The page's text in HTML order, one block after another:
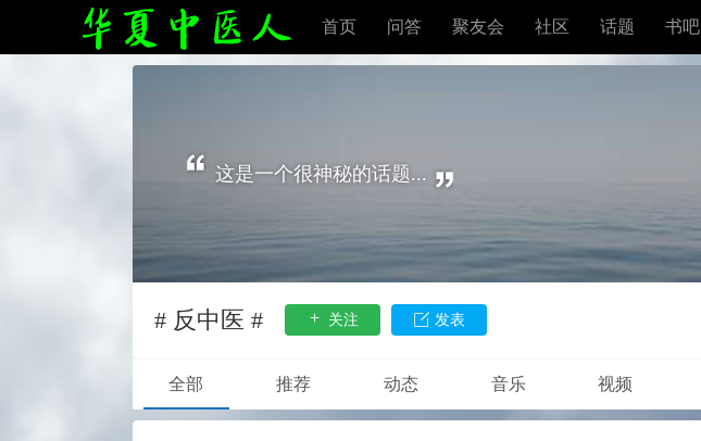
首页 问答 聚友会 社区 话题 书吧
这是一个很神秘的话题...
# 反中医 # 关注 发表
全部 推荐 动态 音乐 视频